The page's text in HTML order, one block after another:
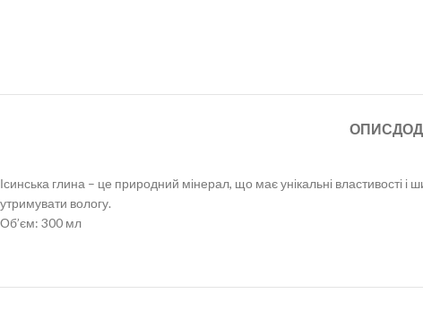
ОПИС
Ісинська глина – це природний мінерал, що має унікальні властивості і
утримувати вологу.
Об’єм: 300 мл